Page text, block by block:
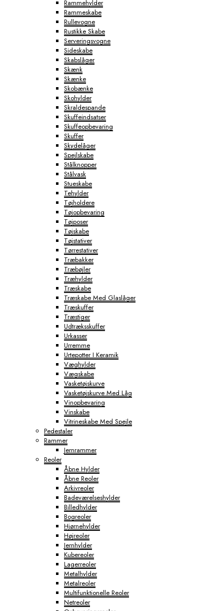
Rammehylder
Rammeskabe
Rullevogne
Rustikke Skabe
Serveringsvogne
Sideskabe
Skabslåger
Skænk
Skænke
Skobænke
Skohylder
Skraldespande
Skuffeindsatser
Skuffeopbevaring
Skuffer
Skydelåger
Spejlskabe
Stålknopper
Stålvask
Stueskabe
Tehylder
Tøjholdere
Tøjopbevaring
Tøjposer
Tøjskabe
Tøjstativer
Tørrestativer
Træbakker
Træbøjler
Træhylder
Træskabe
Træskabe Med Glaslåger
Træskuffer
Træstiger
Udtræksskuffer
Urkasser
Urremme
Urtepotter I Keramik
Væghylder
Vægskabe
Vasketøjskurve
Vasketøjskurve Med Låg
Vinopbevaring
Vinskabe
Vitrineskabe Med Spejle
Pedestaler
Rammer
Jernrammer
Reoler
Åbne Hylder
Åbne Reoler
Arkivreoler
Badeværelseshylder
Billedhylder
Bogreoler
Hjørnehylder
Højreoler
Jernhylder
Kubereoler
Lagerreoler
Metalhylder
Metalreoler
Multifunktionelle Reoler
Netreoler